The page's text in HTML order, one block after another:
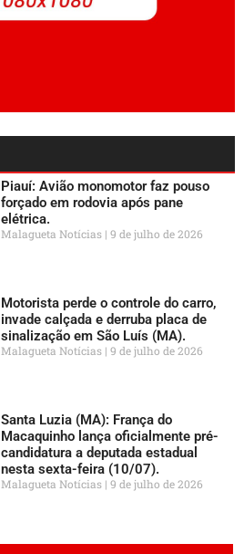
Piauí: Avião monomotor faz pouso
forçado em rodovia após pane
elétrica.
Malagueta Notícias 9 de julho de 2026
Motorista perde o controle do carro,
invade calçada e derruba placa de
sinalização em São Luís (MA).
Malagueta Notícias 9 de julho de 2026
Santa Luzia (MA): França do
Macaquinho lança oficialmente pré-
candidatura a deputada estadual
nesta sexta-feira (10/07).
Malagueta Notícias 9 de julho de 2026